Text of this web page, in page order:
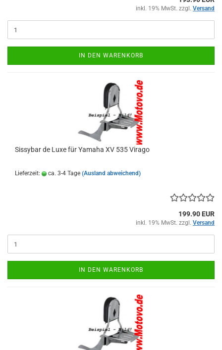
inkl. 19% MwSt. zzgl. Versand
IN DEN WARENKORB
Sissybar de Luxe für Yamaha XV 535 Virago
Lieferzeit: ca. 3-4 Tage (Ausland abweichend)
199.90 EUR
inkl. 19% MwSt. zzgl. Versand
IN DEN WARENKORB